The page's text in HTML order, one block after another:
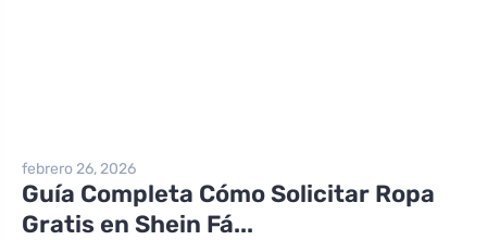
febrero 26, 2026
Guía Completa Cómo Solicitar Ropa
Gratis en Shein Fá...